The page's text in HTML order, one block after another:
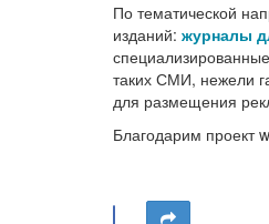
По тематической
изданий: журналы
таких СМИ, нежели
для размещения
Благодарим проект